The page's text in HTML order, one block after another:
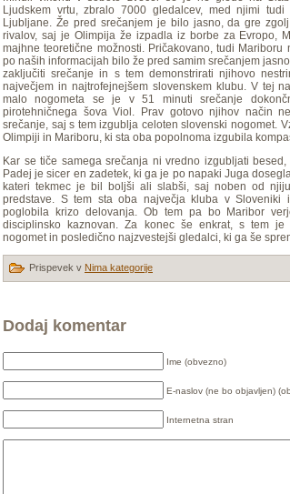
Ljudskem vrtu, zbralo 7000 gledalcev, med njimi
Ljubljane. Že pred srečanjem je bilo jasno, da gre
rivalov, saj je Olimpija že izpadla iz borbe za Evropo,
majhne teoretične možnosti. Pričakovano, tudi Mariboru
po naših informacijah bilo že pred samim srečanjem
zaključiti srečanje in s tem demonstrirati njihovo
največjem in najtrofejnejšem slovenskem klubu. V tej
malo nogometa se je v 51 minuti srečanje
pirotehničnega šova Viol. Prav gotovo njihov način
srečanje, saj s tem izgublja celoten slovenski nogomet.
Olimpiji in Mariboru, ki sta oba popolnoma izgubila
Kar se tiče samega srečanja ni vredno izgubljati
Padej je sicer en zadetek, ki ga je po napaki Juga
kateri tekmec je bil boljši ali slabši, saj noben od
predstave. S tem sta oba največja kluba v Sloveniki
poglobila krizo delovanja. Ob tem pa bo Maribor
disciplinsko kaznovan. Za konec še enkrat, s tem
nogomet in posledično najzvestejši gledalci, ki ga še
Prispevek v Nima kategorije
Dodaj komentar
Ime (obvezno)
E-naslov (ne bo objavljen)
Internetna stran